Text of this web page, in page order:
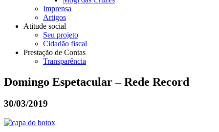
Imprensa
Artigos
Atitude social
Seu projeto
Cidadão fiscal
Prestação de Contas
Transparência
Domingo Espetacular – Rede Record
30/03/2019